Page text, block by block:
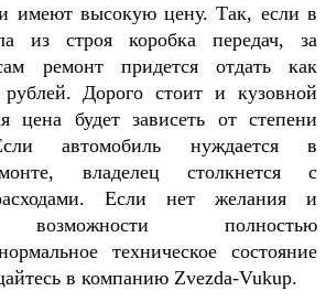
имеют высокую цену. Так, если в
из строя коробка передач, за
ремонт придется отдать как
Дорого стоит и кузовной
цена будет зависеть от степени
автомобиль нуждается в
владелец столкнется с
Если нет желания и
возможности полностью
техническое состояние
в компанию Zvezda-Vukup.